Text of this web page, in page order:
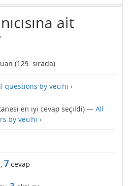
ait
(129. sırada)
questions by vecihi ›
en iyi cevap seçildi) — All
by vecihi ›
7 cevap